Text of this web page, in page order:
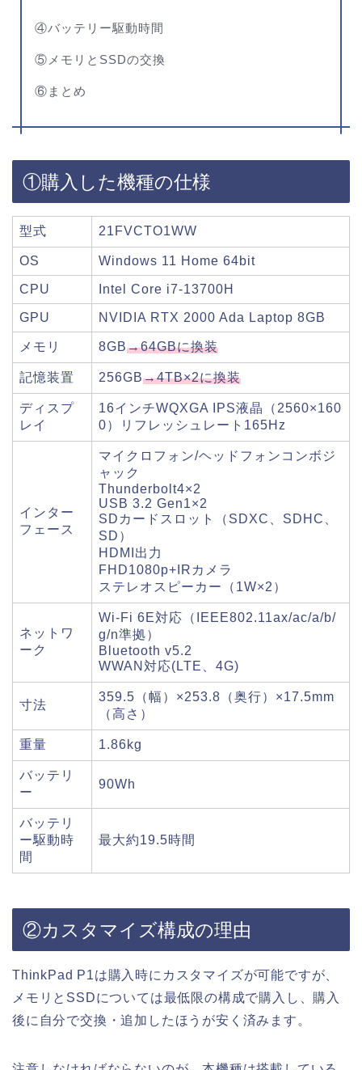
④バッテリー駆動時間
⑤メモリとSSDの交換
⑥まとめ
①購入した機種の仕様
型式 21FVCTO1WW
OS Windows 11 Home 64bit
CPU Intel Core i7-13700H
GPU NVIDIA RTX 2000 Ada Laptop 8GB
メモリ 8GB→64GBに換装
記憶装置 256GB→4TB×2に換装
ディスプ
レイ
16インチWQXGA IPS液晶（2560×160
0）リフレッシュレート165Hz
インター
フェース
マイクロフォン/ヘッドフォンコンボジ
ャック
Thunderbolt4×2
USB 3.2 Gen1×2
SDカードスロット（SDXC、SDHC、
SD）
HDMI出力
FHD1080p+IRカメラ
ステレオスピーカー（1W×2）
ネットワ
ーク
Wi-Fi 6E対応（IEEE802.11ax/ac/a/b/
g/n準拠）
Bluetooth v5.2
WWAN対応(LTE、4G)
寸法
359.5（幅）×253.8（奥行）×17.5mm
（高さ）
重量 1.86kg
バッテリ
ー
90Wh
バッテリ
ー駆動時
間
最大約19.5時間
②カスタマイズ構成の理由
ThinkPad P1は購入時にカスタマイズが可能ですが、
メモリとSSDについては最低限の構成で購入し、購入
後に自分で交換・追加したほうが安く済みます。